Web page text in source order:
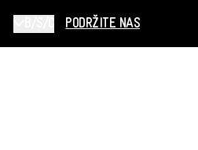
PODRŽITE NAS